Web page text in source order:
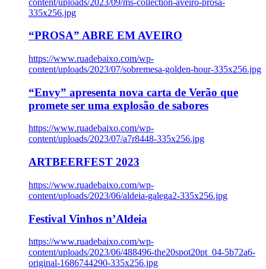
335x256.jpg
“PROSA” ABRE EM AVEIRO
https://www.ruadebaixo.com/wp-
content/uploads/2023/07/sobremesa-golden-hour-335x256.jpg
“Envy” apresenta nova carta de Verão que
promete ser uma explosão de sabores
https://www.ruadebaixo.com/wp-
content/uploads/2023/07/a7r8448-335x256.jpg
ARTBEERFEST 2023
https://www.ruadebaixo.com/wp-
content/uploads/2023/06/aldeia-galega2-335x256.jpg
Festival Vinhos n’Aldeia
https://www.ruadebaixo.com/wp-
content/uploads/2023/06/488496-the20spot20pt_04-5b72a6-
original-1686744290-335x256.jpg